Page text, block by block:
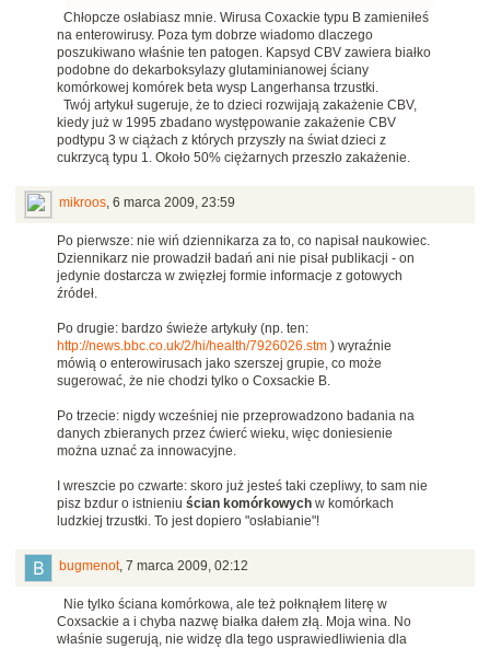
Chłopcze osłabiasz mnie. Wirusa Coxackie typu B zamieniłeś
na enterowirusy. Poza tym dobrze wiadomo dlaczego
poszukiwano właśnie ten patogen. Kapsyd CBV zawiera białko
podobne do dekarboksylazy glutaminianowej ściany
komórkowej komórek beta wysp Langerhansa trzustki.
Twój artykuł sugeruje, że to dzieci rozwijają zakażenie CBV,
kiedy już w 1995 zbadano występowanie zakażenie CBV
podtypu 3 w ciążach z których przyszły na świat dzieci z
cukrzycą typu 1. Około 50% ciężarnych przeszło zakażenie.
mikroos 6 marca 2009, 23:59
Po pierwsze: nie wiń dziennikarza za to, co napisał naukowiec.
Dziennikarz nie prowadził badań ani nie pisał publikacji - on
jedynie dostarcza w zwięzłej formie informacje z gotowych
źródeł.
Po drugie: bardzo świeże artykuły (np. ten:
http://news.bbc.co.uk/2/hi/health/7926026.stm ) wyraźnie
mówią o enterowirusach jako szerszej grupie, co może
sugerować, że nie chodzi tylko o Coxsackie B.
Po trzecie: nigdy wcześniej nie przeprowadzono badania na
danych zbieranych przez ćwierć wieku, więc doniesienie
można uznać za innowacyjne.
I wreszcie po czwarte: skoro już jesteś taki czepliwy, to sam nie
pisz bzdur o istnieniu ścian komórkowych w komórkach
ludzkiej trzustki. To jest dopiero "osłabianie"!
bugmenot, 7 marca 2009, 02:12
Nie tylko ściana komórkowa, ale też połknąłem literę w
Coxsackie a i chyba nazwę białka dałem złą. Moja wina. No
właśnie sugerują, nie widzę dla tego usprawiedliwienia dla